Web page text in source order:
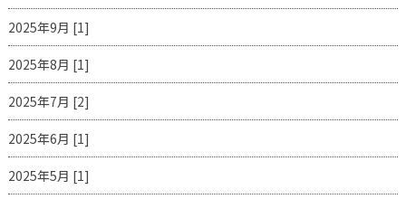
2025年9月 [1]
2025年8月 [1]
2025年7月 [2]
2025年6月 [1]
2025年5月 [1]